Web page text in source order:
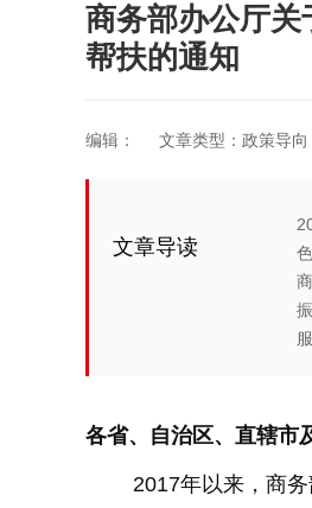
商务部办公厅
帮扶的通知
编辑： 文章类型：政策导向
文章导读
各省、自治区、直辖市
2017年以来，商务部